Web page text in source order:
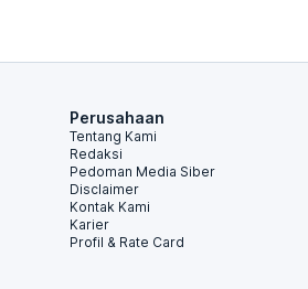
Perusahaan
Tentang Kami
Redaksi
Pedoman Media Siber
Disclaimer
Kontak Kami
Karier
Profil & Rate Card